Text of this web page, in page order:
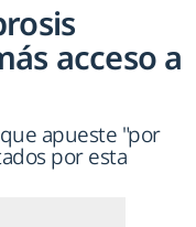
acceso a
apueste "por
por esta